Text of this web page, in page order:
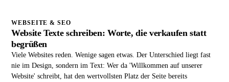
WEBSEITE & SEO
Website Texte schreiben: Worte, die verkaufen statt
begrüßen
Viele Websites reden. Wenige sagen etwas. Der Unterschied liegt fast
nie im Design, sondern im Text: Wer da 'Willkommen auf unserer
Website' schreibt, hat den wertvollsten Platz der Seite bereits